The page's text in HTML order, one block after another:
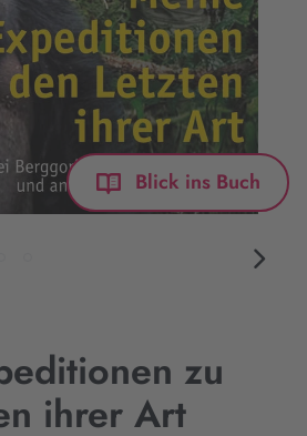
Blick ins Buch
zu
ihrer Art